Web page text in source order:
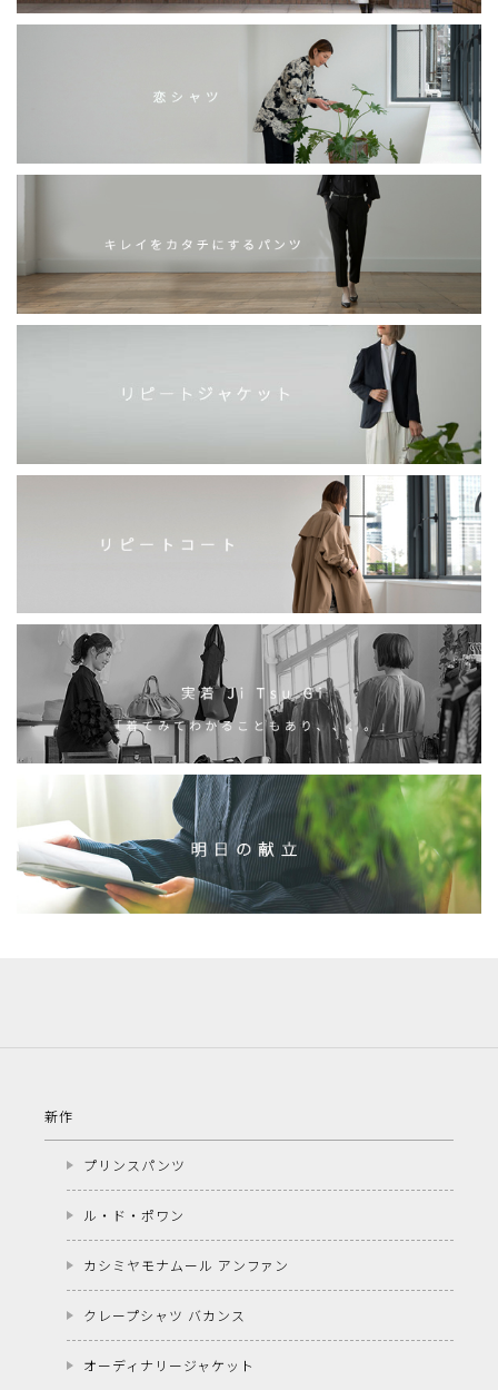
新作
プリンスパンツ
ル・ド・ポワン
カシミヤモナムール アンファン
クレープシャツ バカンス
オーディナリージャケット